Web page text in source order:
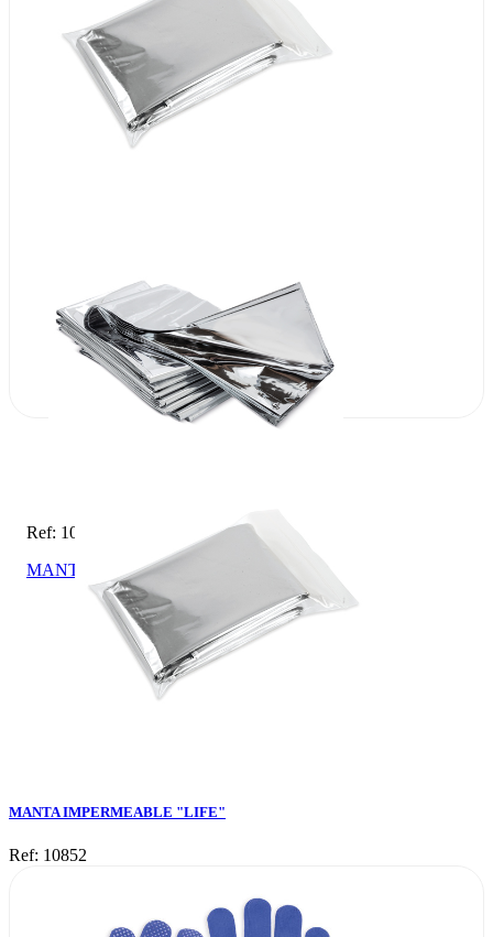
Ref: 10852
MANTA IMPERMEABLE "LIFE"
MANTA IMPERMEABLE "LIFE"
Ref: 10852